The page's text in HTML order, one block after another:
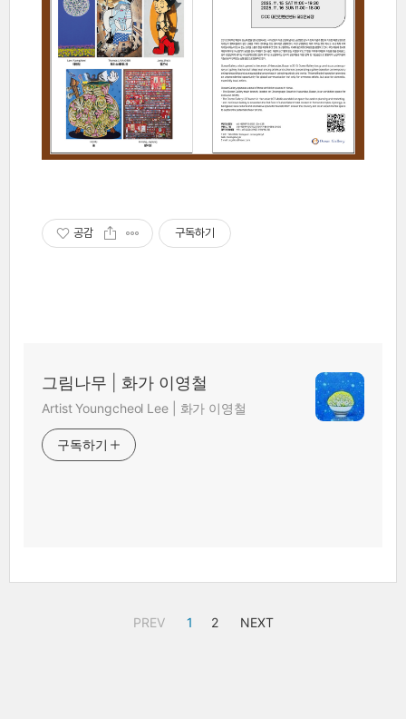
공감 구독하기
그림나무 | 화가 이영철
Artist Youngcheol Lee | 화가 이영철
구독하기
PREV 1 2 NEXT